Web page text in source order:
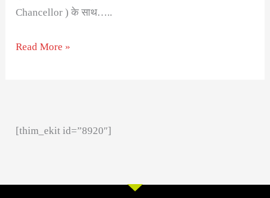
Chancellor ) के साथ…..
Read More »
[thim_ekit id=”8920″]